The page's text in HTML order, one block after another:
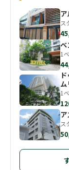
ス
ベ
1
ム
1
ア
ス